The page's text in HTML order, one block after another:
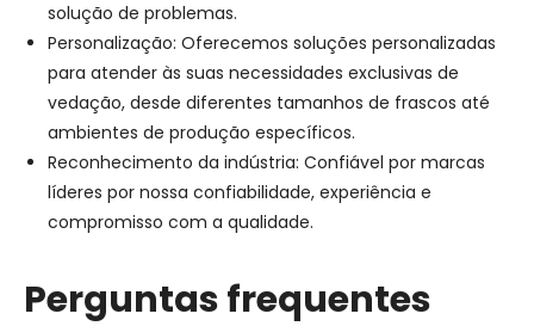
solução de problemas.
Personalização: Oferecemos soluções personalizadas
para atender às suas necessidades exclusivas de
vedação, desde diferentes tamanhos de frascos até
ambientes de produção específicos.
Reconhecimento da indústria: Confiável por marcas
líderes por nossa confiabilidade, experiência e
compromisso com a qualidade.
Perguntas frequentes